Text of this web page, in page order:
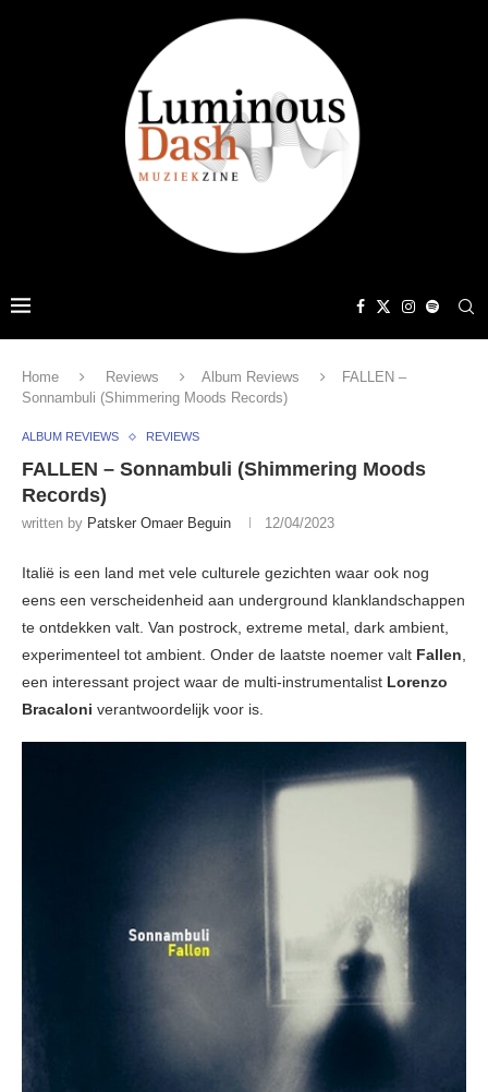
Home Reviews Album Reviews
FALLEN –
Sonnambuli (Shimmering Moods Records)
ALBUM REVIEWS REVIEWS
FALLEN – Sonnambuli (Shimmering Moods
Records)
written by Patsker Omaer Beguin 12/04/2023
Italië is een land met vele culturele gezichten waar ook nog
eens een verscheidenheid aan underground klanklandschappen
te ontdekken valt. Van postrock, extreme metal, dark ambient,
experimenteel tot ambient. Onder de laatste noemer valt Fallen,
een interessant project waar de multi-instrumentalist Lorenzo
Bracaloni verantwoordelijk voor is.